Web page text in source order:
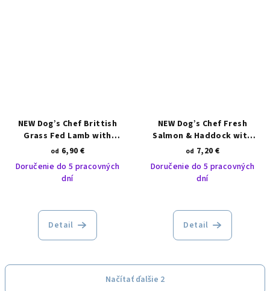
NEW Dog’s Chef Brittish
Grass Fed Lamb with
Pomegranate and Broccoli
od 6,90 €
Doručenie do 5 pracovných
dní
Detail
NEW Dog’s Chef Fresh
Salmon & Haddock with
Sweet potato and
Asparagus PUPPY
od 7,20 €
Doručenie do 5 pracovných
dní
Detail
Načítať ďalšie 2